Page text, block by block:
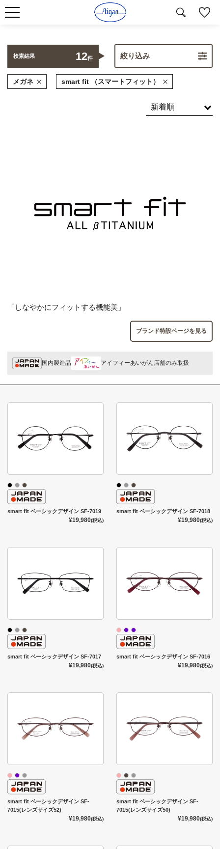
検索結果 12件 絞り込み
メガネ smart fit （スマートフィット）
「しなやかにフィットする機能美」
ブランド特設ページを見る
国内製造品 アイフィーあいがん店舗のみ取扱
smart fit ベーシックデザイン SF-7019
¥19,980(税込)
smart fit ベーシックデザイン SF-7018
¥19,980(税込)
smart fit ベーシックデザイン SF-7017
¥19,980(税込)
smart fit ベーシックデザイン SF-7016
¥19,980(税込)
smart fit ベーシックデザイン SF-
7015(レンズサイズ52)
¥19,980(税込)
smart fit ベーシックデザイン SF-
7015(レンズサイズ50)
¥19,980(税込)